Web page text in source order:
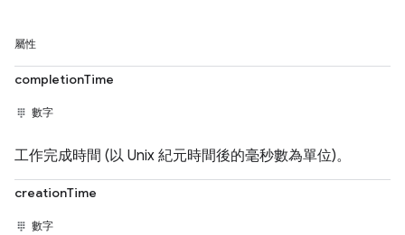
屬性
completionTime
數字
工作完成時間 (以 Unix 紀元時間後的毫秒數為單位)。
creationTime
數字